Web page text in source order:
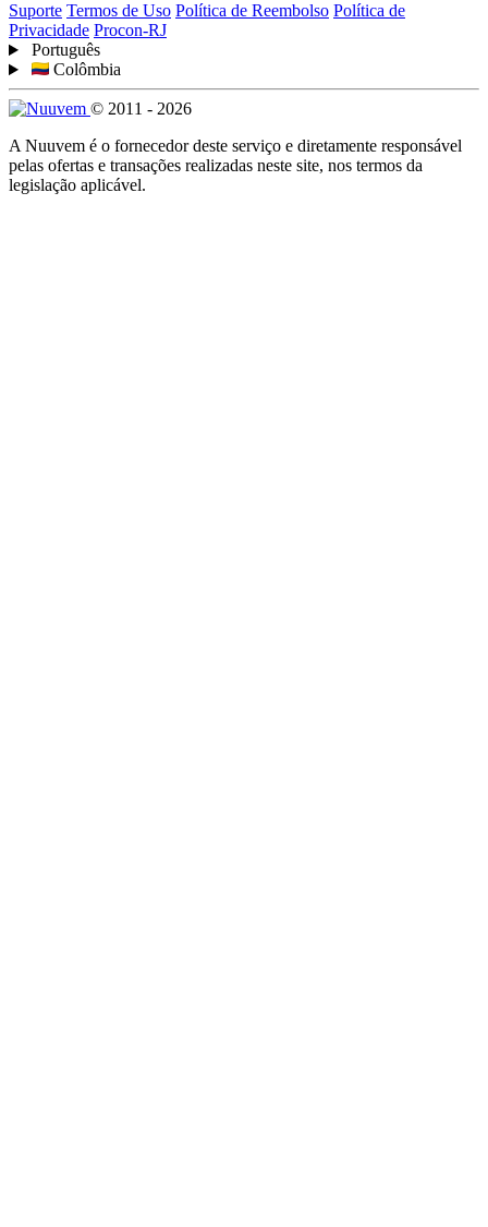
Suporte Termos de Uso Política de Reembolso Política de
Privacidade Procon-RJ
Português
Colômbia
© 2011 - 2026
A Nuuvem é o fornecedor deste serviço e diretamente responsável
pelas ofertas e transações realizadas neste site, nos termos da
legislação aplicável.